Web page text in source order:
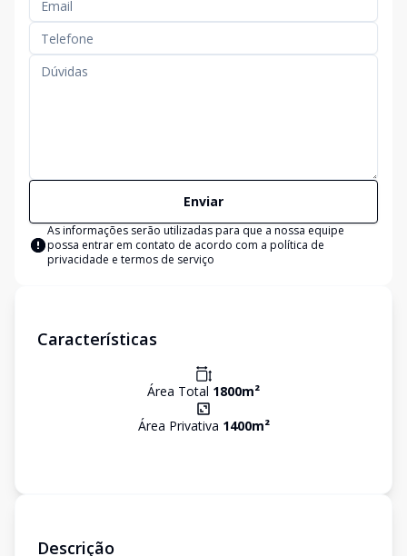
Enviar
As informações serão utilizadas para que a nossa equipe
possa entrar em contato de acordo com a política de
privacidade e termos de serviço
Características
Área Total 1800m²
Área Privativa 1400m²
Descrição